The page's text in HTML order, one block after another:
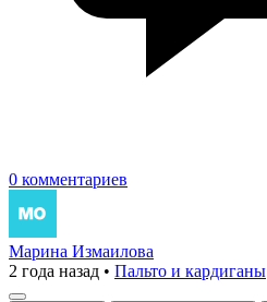
0 комментариев
Марина Измаилова
2 года назад • Пальто и кардиганы